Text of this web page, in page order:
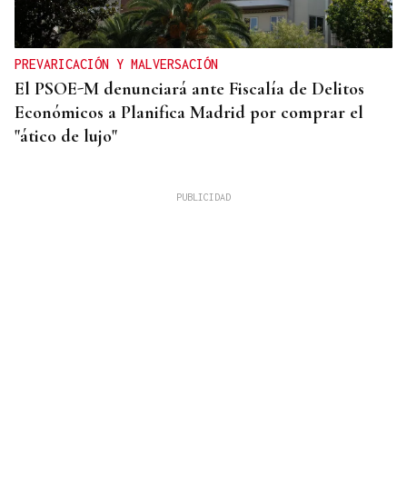
PREVARICACIÓN Y MALVERSACIÓN
El PSOE-M denunciará ante Fiscalía de Delitos
Económicos a Planifica Madrid por comprar el
"ático de lujo"